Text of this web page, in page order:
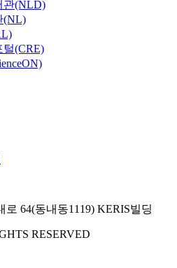
관(NLD)
(NL)
(CRE)
64(동내동1119) KERIS빌딩
RESERVED